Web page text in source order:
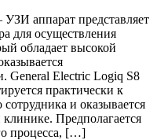
аппарат представляет
для осуществления
обладает высокой
General Electric Logiq S8
практически к
и оказывается
Предполагается
процесса, […]